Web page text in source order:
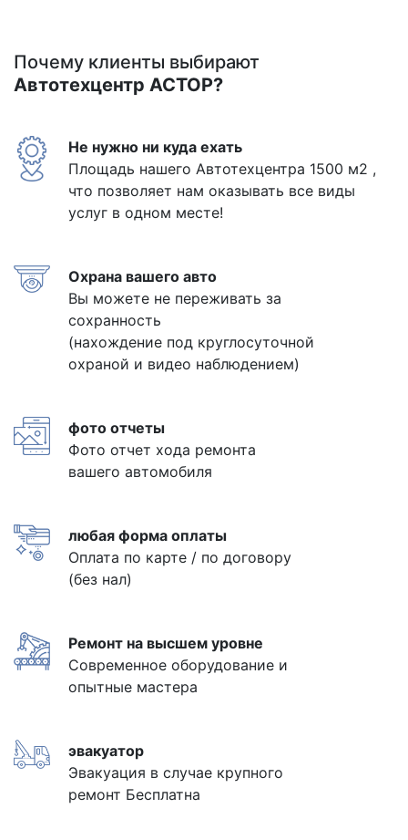
Почему клиенты выбирают
Автотехцентр АСТОР?
Не нужно ни куда ехать
Площадь нашего Автотехцентра 1500 м2 ,
что позволяет нам оказывать все виды
услуг в одном месте!
Охрана вашего авто
Вы можете не переживать за
сохранность
(нахождение под круглосуточной
охраной и видео наблюдением)
фото отчеты
Фото отчет хода ремонта
вашего автомобиля
любая форма оплаты
Оплата по карте / по договору
(без нал)
Ремонт на высшем уровне
Современное оборудование и
опытные мастера
эвакуатор
Эвакуация в случае крупного
ремонт Бесплатна